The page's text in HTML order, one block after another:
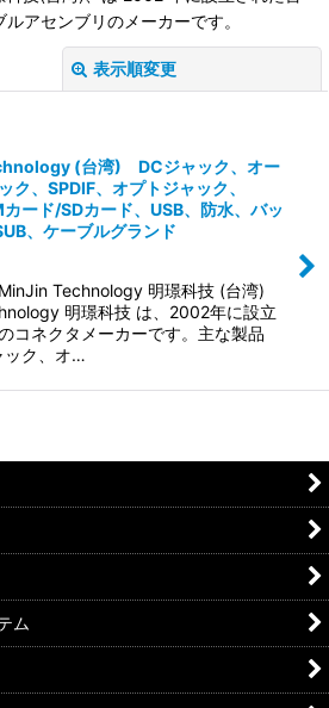
アセンブリのメーカーです。
表示順変更
(台湾) DCジャック、オー
ク、SPDIF、オプトジャック、
ード/SDカード、USB、防水、バッ
、ケーブルグランド
Technology 明璟科技 (台湾)
明璟科技 は、2002年に設立
コネクタメーカーです。主な製品
ック、オ…
ム